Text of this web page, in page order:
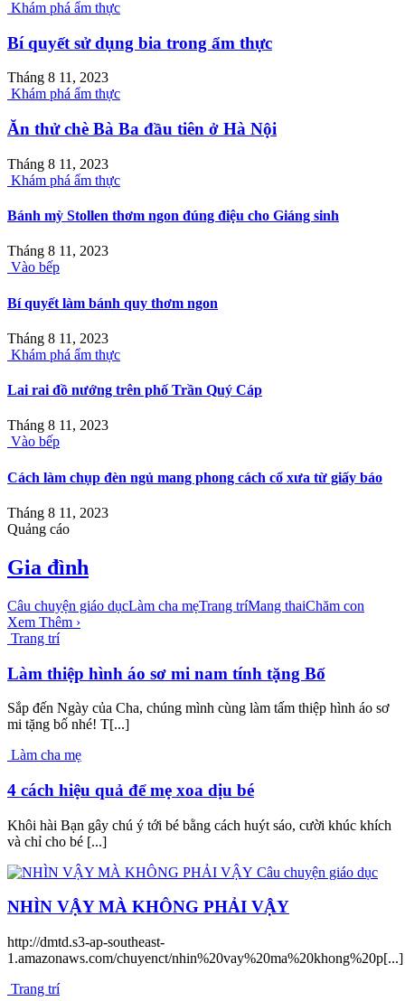
Khám phá ẩm thực
Bí quyết sử dụng bia trong ẩm thực
Tháng 8 11, 2023
Khám phá ẩm thực
Ăn thử chè Bà Ba đầu tiên ở Hà Nội
Tháng 8 11, 2023
Khám phá ẩm thực
Bánh mỳ Stollen thơm ngon đúng điệu cho Giáng sinh
Tháng 8 11, 2023
Vào bếp
Bí quyết làm bánh quy thơm ngon
Tháng 8 11, 2023
Khám phá ẩm thực
Lai rai đồ nướng trên phố Trần Quý Cáp
Tháng 8 11, 2023
Vào bếp
Cách làm chụp đèn ngủ mang phong cách cổ xưa từ giấy báo
Tháng 8 11, 2023
Quảng cáo
Gia đình
Câu chuyện giáo dụcLàm cha mẹTrang tríMang thaiChăm con
Xem Thêm ›
Trang trí
Làm thiệp hình áo sơ mi nam tính tặng Bố
Sắp đến Ngày của Cha, chúng mình cùng làm tấm thiệp hình áo sơ
mi tặng bố nhé! T[...]
Làm cha mẹ
4 cách hiệu quả để mẹ xoa dịu bé
Khôi hài Bạn gây chú ý tới bé bằng cách huýt sáo, cười khúc khích
và chỉ cho bé [...]
Câu chuyện giáo dục
NHÌN VẬY MÀ KHÔNG PHẢI VẬY
http://dmtd.s3-ap-southeast-
1.amazonaws.com/chuyenct/nhin%20vay%20ma%20khong%20p[...]
Trang trí